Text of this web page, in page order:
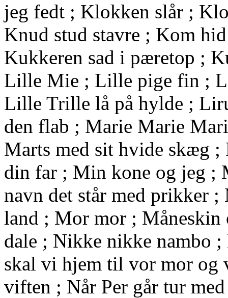
jeg fedt ; Klokken slår ;
Knud stud stavre ; Kom
Kukkeren sad i pæretop ;
Lille Mie ; Lille pige fin ;
Lille Trille lå på hylde ;
den flab ; Marie Marie
Marts med sit hvide skæg
din far ; Min kone og jeg
navn det står med prikker
land ; Mor mor ; Måneskin
dale ; Nikke nikke nambo
skal vi hjem til vor mor og
viften ; Når Per går tur